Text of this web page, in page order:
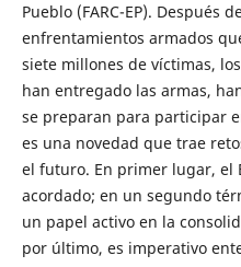
Pueblo (FARC-EP). Después
enfrentamientos armados
siete millones de víctimas,
han entregado las armas,
se preparan para participar
es una novedad que trae
el futuro. En primer lugar, el
acordado; en un segundo
un papel activo en la
por último, es imperativo